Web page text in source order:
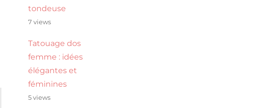
tondeuse
7 views
Tatouage dos
femme : idées
élégantes et
féminines
5 views